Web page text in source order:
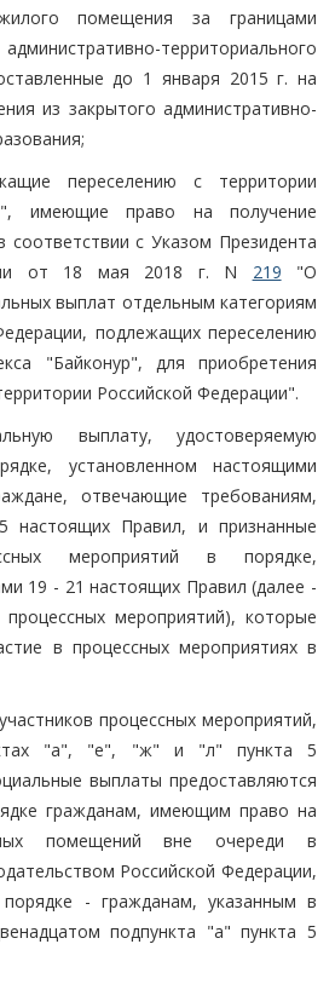
помещения за границами
территориального
до 1 января 2015 г. на
из закрытого административно-
переселению с территории
имеющие право на получение
с Указом Президента
от 18 мая 2018 г. N 219 "О
выплат отдельным категориям
подлежащих переселению
"Байконур", для приобретения
Российской Федерации".
выплату, удостоверяемую
установленном настоящими
отвечающие требованиям,
настоящих Правил, и признанные
мероприятий в порядке,
19 - 21 настоящих Правил (далее -
мероприятий), которые
в процессных мероприятиях в
процессных мероприятий,
"а", "е", "ж" и "л" пункта 5
выплаты предоставляются
гражданам, имеющим право на
помещений вне очереди в
Российской Федерации,
- гражданам, указанным в
подпункта "а" пункта 5